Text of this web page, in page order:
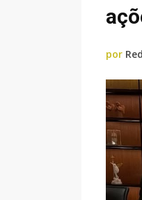
por